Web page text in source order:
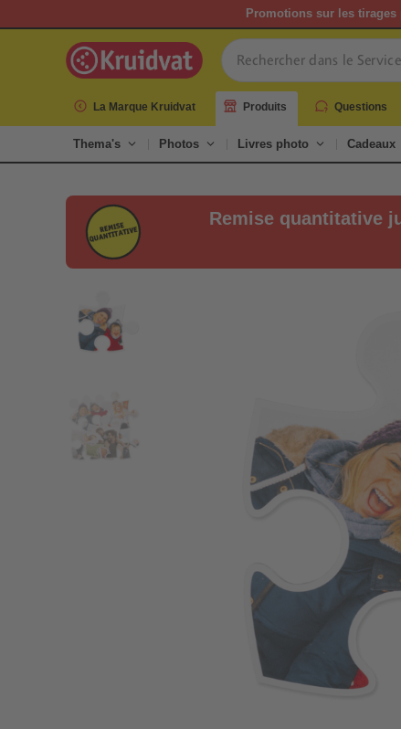
Promotions sur les
La Marque Kruidvat Produits Questions
Thema's Photos Livres photo Cadeaux
Remise quantitative